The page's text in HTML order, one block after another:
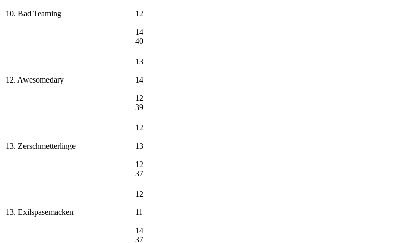
10. Bad Teaming 12
14
40
12. Awesomedary
13
14
12
39
13. Zerschmetterlinge
12
13
12
37
13. Exilspasemacken
12
11
14
37